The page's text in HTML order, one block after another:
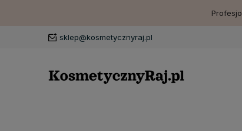
sklep@kosmetycznyraj.pl